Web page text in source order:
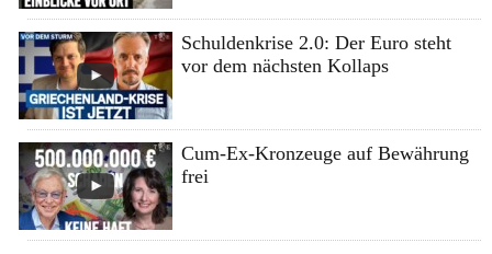
Schuldenkrise 2.0: Der Euro steht
vor dem nächsten Kollaps
Cum-Ex-Kronzeuge auf Bewährung
frei